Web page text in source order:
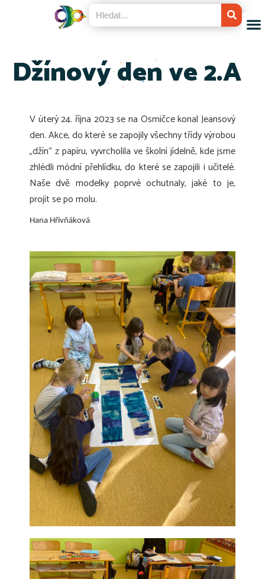
Džínový den ve 2.A
V úterý 24. října 2023 se na Osmičce konal Jeansový
den. Akce, do které se zapojily všechny třídy výrobou
„džín“ z papíru, vyvrcholila ve školní jídelně, kde jsme
zhlédli módní přehlídku, do které se zapojili i učitelé.
Naše dvě modelky poprvé ochutnaly, jaké to je,
projít se po molu.
Hana Hřivňáková